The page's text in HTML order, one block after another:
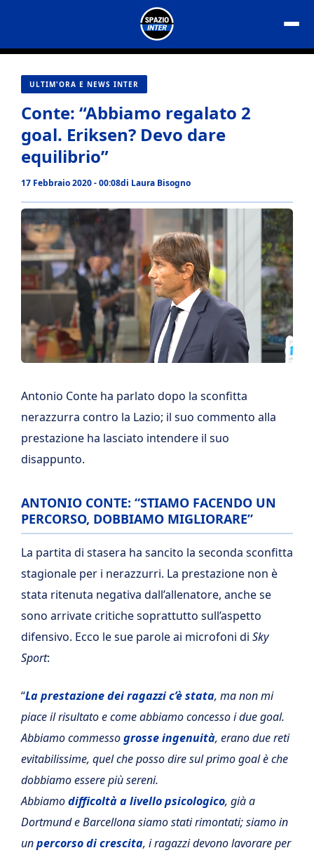
contenuto
ULTIM'ORA E NEWS INTER
Conte: “Abbiamo regalato 2
goal. Eriksen? Devo dare
equilibrio”
17 Febbraio 2020 - 00:08di Laura Bisogno
Antonio Conte ha parlato dopo la sconfitta
nerazzurra contro la Lazio; il suo commento alla
prestazione ha lasciato intendere il suo
disappunto.
ANTONIO CONTE: “STIAMO FACENDO UN
PERCORSO, DOBBIAMO MIGLIORARE”
La partita di stasera ha sancito la seconda sconfitta
stagionale per i nerazzurri. La prestazione non è
stata ritenuta negativa dall’allenatore, anche se
sono arrivate critiche soprattutto sull’aspetto
difensivo. Ecco le sue parole ai microfoni di Sky
Sport:
“La prestazione dei ragazzi c’è stata, ma non mi
piace il risultato e come abbiamo concesso i due goal.
Abbiamo commessogrosse ingenuità, erano due reti
evitabilissime, quel che posso dire sul primo goal è che
dobbiamo essere più sereni.
Abbiamodifficoltà a livello psicologico, già a
Dortmund e Barcellona siamo stati rimontati; siamo in
unpercorso di crescita, i ragazzi devono lavorare per